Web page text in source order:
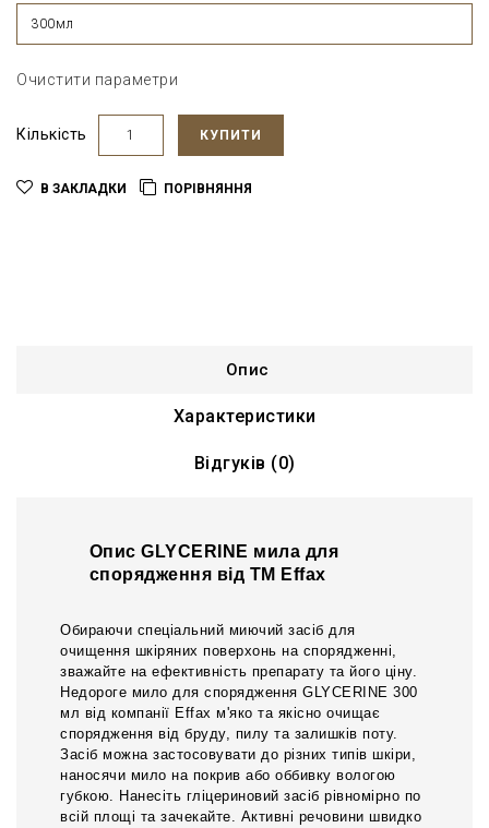
300мл
Очистити параметри
Кількість КУПИТИ
В ЗАКЛАДКИ ПОРІВНЯННЯ
Опис
Характеристики
Відгуків (0)
Опис GLYCERINE мила для
спорядження від ТМ Effax
Обираючи спеціальний миючий засіб для
очищення шкіряних поверхонь на спорядженні,
зважайте на ефективність препарату та його ціну.
Недороге мило для спорядження GLYCERINE 300
мл від компанії Effax м'яко та якісно очищає
спорядження від бруду, пилу та залишків поту.
Засіб можна застосовувати до різних типів шкіри,
наносячи мило на покрив або оббивку вологою
губкою. Нанесіть гліцериновий засіб рівномірно по
всій площі та зачекайте. Активні речовини швидко